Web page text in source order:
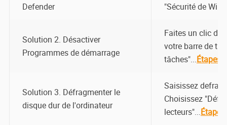
Defender
"Sécurité de
Solution 2. Désactiver
Programmes de démarrage
Faites un clic
votre barre de
tâches"...Étapes
Solution 3. Défragmenter le
disque dur de l'ordinateur
Saisissez defrag
Choisissez
lecteurs"...